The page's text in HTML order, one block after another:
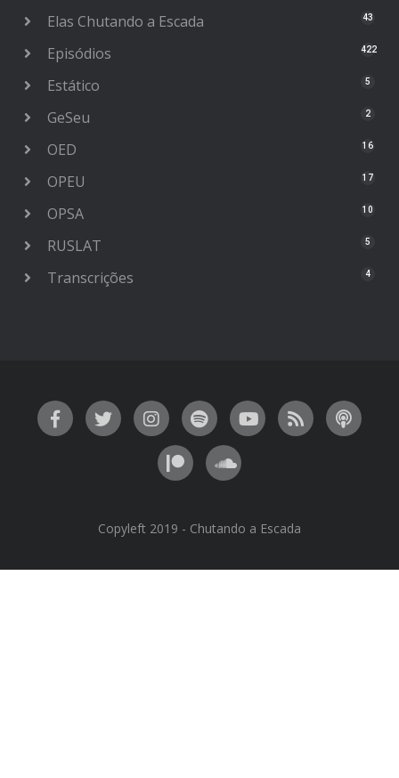
Elas Chutando a Escada 43
Episódios 422
Estático 5
GeSeu 2
OED 16
OPEU 17
OPSA 10
RUSLAT 5
Transcrições 4
Copyleft 2019 - Chutando a Escada